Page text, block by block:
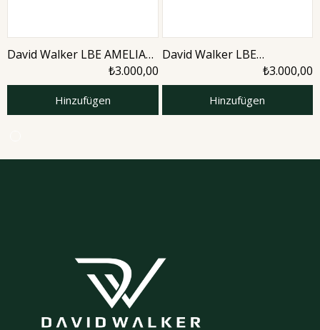
David Walker LBE AMELIA
₺3.000,00
Hinzufügen
David Walker LBE
AMETHYTS 50ML Unisex
Parfüm
₺3.000,00
Hinzufügen